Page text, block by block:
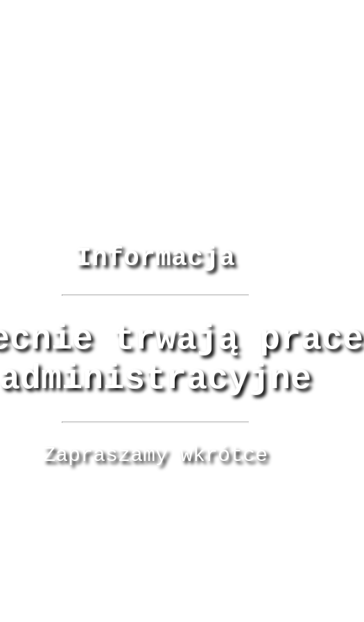
Informacja
trwają prace
administracyjne
Zapraszamy wkrótce